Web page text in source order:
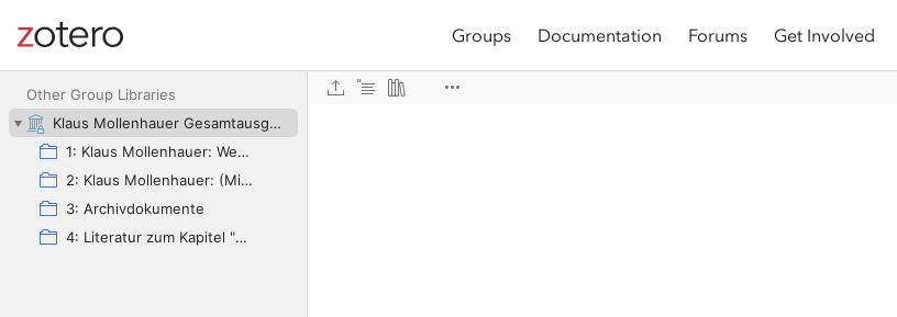
Site navigation
Groups Documentation Forums Get Involved
Other Group Libraries
Klaus Mollenhauer Gesamtausgabe (KMG)
1: Klaus Mollenhauer: Werke
2: Klaus Mollenhauer: (Mit-)herausgegebene und -verfasste Bücher
3: Archivdokumente
4: Literatur zum Kapitel "Empfehlungen zum Studium der Geschichte der Familienerziehung" von Ulrich Herrmann (in: Die Familienerziehung)